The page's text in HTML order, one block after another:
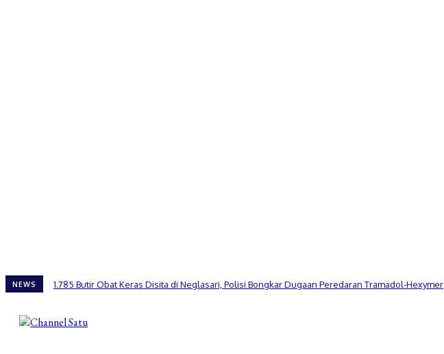
NEWS 1.785 Butir Obat Keras Disita di Neglasari, Polisi Bongkar Dugaan Peredaran Tramadol-Hexymer